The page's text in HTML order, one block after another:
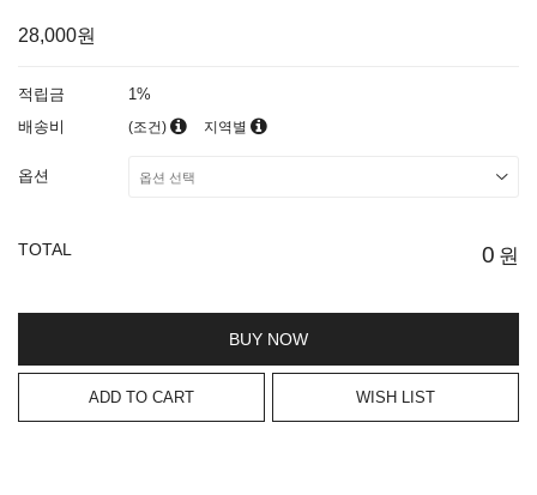
28,000원
적립금
1%
배송비
(조건) 지역별
옵션
TOTAL 0 원
BUY NOW
ADD TO CART WISH LIST